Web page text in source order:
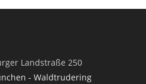
Landstraße 250
- Waldtrudering